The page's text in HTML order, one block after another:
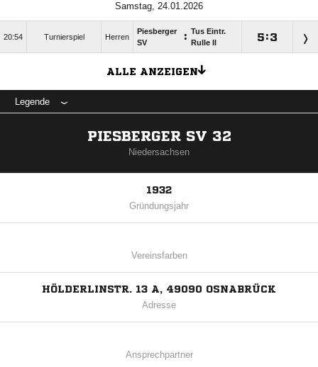
Samstag, 24.01.2026
20:54 Turnierspiel Herren
Piesberger
SV
: Tus Eintr.
Rulle II
:
ALLE ANZEIGEN
Legende
PIESBERGER SV 32
Niedersachsen
1932
Gründungsjahr
Vereinsfarben
HÖLDERLINSTR. 13 A, 49090 OSNABRÜCK
Adresse
Ansprechpartner